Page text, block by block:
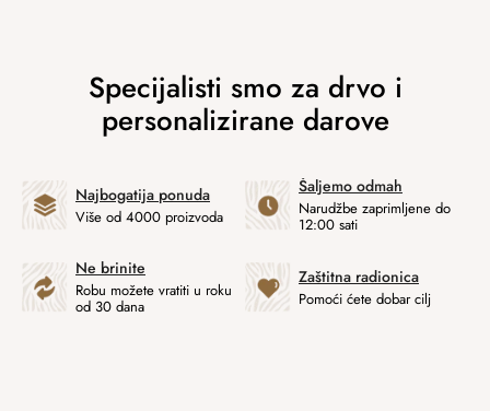
Najbogatija ponuda
Više od 4000 proizvoda
Šaljemo odmah
Narudžbe zaprimljene do
12:00 sati
Ne brinite
Robu možete vratiti u roku
od 30 dana
Zaštitna radionica
Pomoći ćete dobar cilj